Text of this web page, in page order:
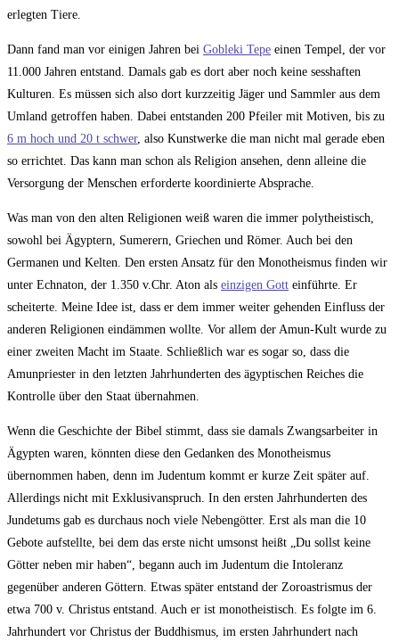
erlegten Tiere.
Dann fand man vor einigen Jahren bei Gobleki Tepe einen Tempel, der vor
11.000 Jahren entstand. Damals gab es dort aber noch keine sesshaften
Kulturen. Es müssen sich also dort kurzzeitig Jäger und Sammler aus dem
Umland getroffen haben. Dabei entstanden 200 Pfeiler mit Motiven, bis zu
6 m hoch und 20 t schwer, also Kunstwerke die man nicht mal gerade eben
so errichtet. Das kann man schon als Religion ansehen, denn alleine die
Versorgung der Menschen erforderte koordinierte Absprache.
Was man von den alten Religionen weiß waren die immer polytheistisch,
sowohl bei Ägyptern, Sumerern, Griechen und Römer. Auch bei den
Germanen und Kelten. Den ersten Ansatz für den Monotheismus finden wir
unter Echnaton, der 1.350 v.Chr. Aton als einzigen Gott einführte. Er
scheiterte. Meine Idee ist, dass er dem immer weiter gehenden Einfluss der
anderen Religionen eindämmen wollte. Vor allem der Amun-Kult wurde zu
einer zweiten Macht im Staate. Schließlich war es sogar so, dass die
Amunpriester in den letzten Jahrhunderten des ägyptischen Reiches die
Kontrolle über den Staat übernahmen.
Wenn die Geschichte der Bibel stimmt, dass sie damals Zwangsarbeiter in
Ägypten waren, könnten diese den Gedanken des Monotheismus
übernommen haben, denn im Judentum kommt er kurze Zeit später auf.
Allerdings nicht mit Exklusivanspruch. In den ersten Jahrhunderten des
Jundetums gab es durchaus noch viele Nebengötter. Erst als man die 10
Gebote aufstellte, bei dem das erste nicht umsonst heißt „Du sollst keine
Götter neben mir haben“, begann auch im Judentum die Intoleranz
gegenüber anderen Göttern. Etwas später entstand der Zoroastrismus der
etwa 700 v. Christus entstand. Auch er ist monotheistisch. Es folgte im 6.
Jahrhundert vor Christus der Buddhismus, im ersten Jahrhundert nach